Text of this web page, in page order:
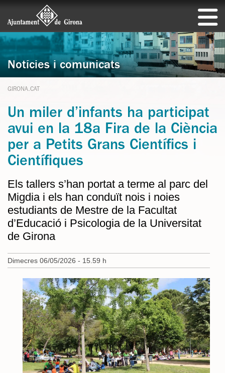
Notícies i comunicats
GIRONA.CAT
Un miler d’infants ha participat
avui en la 18a Fira de la Ciència
per a Petits Grans Científics i
Científiques
Els tallers s’han portat a terme al parc del
Migdia i els han conduït nois i noies
estudiants de Mestre de la Facultat
d’Educació i Psicologia de la Universitat
de Girona
Dimecres 06/05/2026 - 15.59 h